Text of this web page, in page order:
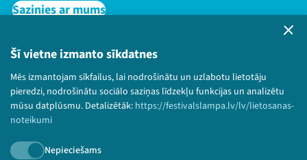
Šī vietne izmanto sīkdatnes
Mēs izmantojam sīkfailus, lai nodrošinātu un uzlabotu lietotāju
pieredzi, nodrošinātu sociālo saziņas līdzekļu funkcijas un analizētu
mūsu datplūsmu. Detalizētāk: https://festivalslampa.lv/lv/lietosanas-
noteikumi
Nepieciešams
Sazinies ar mums
Lietošanas noteikumi un sīkdatņu politika
Bērnu aizsardzības politika
© 2026 Sarunu festivāls LAMPA Visas tiesības
paturētas.